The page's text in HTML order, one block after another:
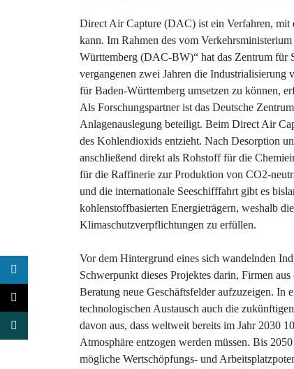
Direct Air Capture (DAC) ist ein Verfahren,
kann. Im Rahmen des vom
Württemberg (DAC-BW)“ hat das Zentrum für
vergangenen zwei Jahren die
für Baden-Württemberg umsetzen zu können,
Als Forschungspartner ist das Deutsche
Anlagenauslegung beteiligt. Beim Direct Air
des Kohlendioxids entzieht. Nach Desorption
anschließend direkt als Rohstoff für die
für die Raffinerie zur Produktion von CO2-
und die internationale Seeschifffahrt gibt es
kohlenstoffbasierten Energieträgern, weshalb
Klimaschutzverpflichtungen zu erfüllen.
Vor dem Hintergrund eines sich wandelnden
Schwerpunkt dieses Projektes darin, Firmen
Beratung neue Geschäftsfelder aufzuzeigen. In
technologischen Austausch auch die
davon aus, dass weltweit bereits im Jahr 2030
Atmosphäre entzogen werden müssen. Bis
mögliche Wertschöpfungs- und